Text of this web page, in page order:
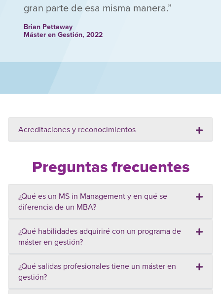
gran parte de esa misma manera.
Brian Pettaway
Máster en Gestión, 2022
Acreditaciones y reconocimientos
Preguntas frecuentes
¿Qué es un MS in Management y en qué se
diferencia de un MBA?
¿Qué habilidades adquiriré con un programa de
máster en gestión?
¿Qué salidas profesionales tiene un máster en
gestión?